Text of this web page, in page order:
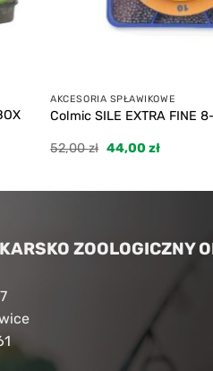
AKCESORIA SPŁAWIKOWE
Colmic SILE EXTRA FINE
52,00zł Pierwotna
44,00 złAktualna
ZOOLOGICZNY